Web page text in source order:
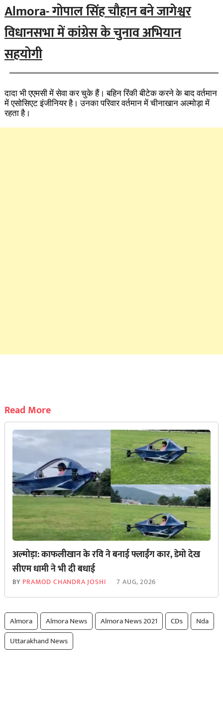
Almora- गोपाल सिंह चौहान बने जागेश्वर
विधानसभा में कांग्रेस के चुनाव अभियान
सहयोगी
दादा भी एएमसी में सेवा कर चुके हैं। बहिन रिंकी बीटेक करने के बाद वर्तमान
में एसोसिएट इंजीनियर है। उनका परिवार वर्तमान में चीनाखान अल्मोड़ा में
रहता है।
Read More
अल्मोड़ा: काफलीखान के रवि ने बनाई फ्लाईंग कार, डेमो देख
सीएम धामी ने भी दी बधाई
BY PRAMOD CHANDRA JOSHI 7 AUG, 2026
Almora Almora News Almora News 2021 CDs
Nda
Uttarakhand News